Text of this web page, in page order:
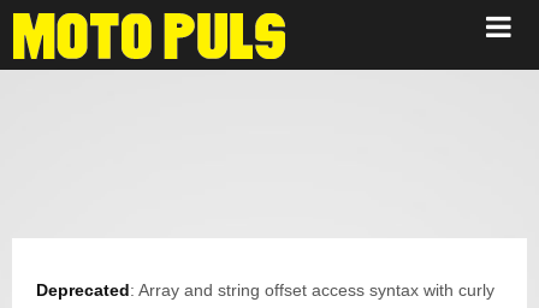
Deprecated: Array and string offset access syntax with curly